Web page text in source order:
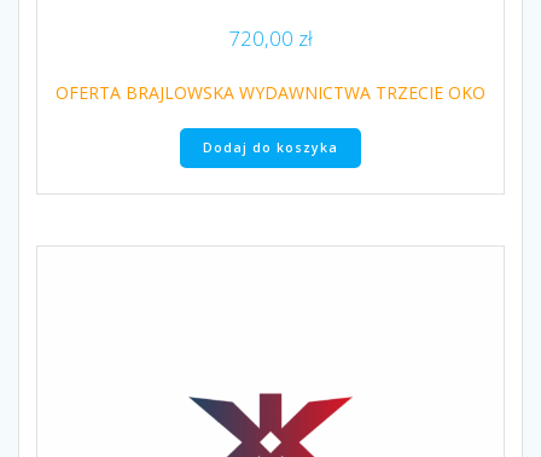
720,00 zł
OFERTA BRAJLOWSKA WYDAWNICTWA TRZECIE OKO
Dodaj do koszyka